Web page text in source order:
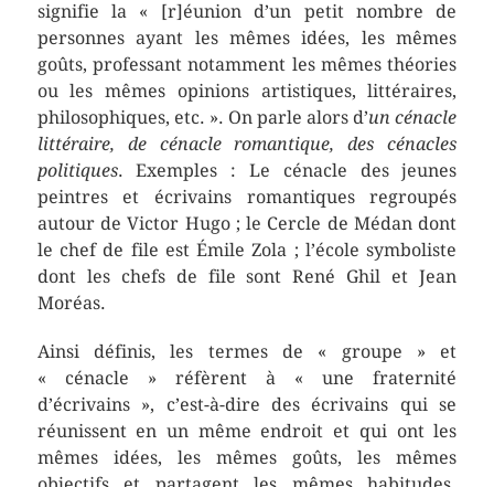
signifie la « [r]éunion d’un petit nombre de
personnes ayant les mêmes idées, les mêmes
goûts, professant notamment les mêmes théories
ou les mêmes opinions artistiques, littéraires,
philosophiques, etc. ». On parle alors d’un cénacle
littéraire, de cénacle romantique, des cénacles
politiques. Exemples : Le cénacle des jeunes
peintres et écrivains romantiques regroupés
autour de Victor Hugo ; le Cercle de Médan dont
le chef de file est Émile Zola ; l’école symboliste
dont les chefs de file sont René Ghil et Jean
Moréas.
Ainsi définis, les termes de « groupe » et
« cénacle » réfèrent à « une fraternité
d’écrivains », c’est-à-dire des écrivains qui se
réunissent en un même endroit et qui ont les
mêmes idées, les mêmes goûts, les mêmes